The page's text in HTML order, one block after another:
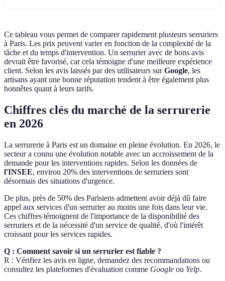
Ce tableau vous permet de comparer rapidement plusieurs serruriers
à Paris. Les prix peuvent varier en fonction de la complexité de la
tâche et du temps d'intervention. Un serrurier avec de bons avis
devrait être favorisé, car cela témoigne d'une meilleure expérience
client. Selon les avis laissés par des utilisateurs surGoogle, les
artisans ayant une bonne réputation tendent à être également plus
honnêtes quant à leurs tarifs.
Chiffres clés du marché de la serrurerie
en 2026
La serrurerie à Paris est un domaine en pleine évolution. En 2026, le
secteur a connu une évolution notable avec un accroissement de la
demande pour les interventions rapides. Selon les données de
l'INSEE, environ 20% des interventions de serruriers sont
désormais des situations d'urgence.
De plus, près de 50% des Parisiens admettent avoir déjà dû faire
appel aux services d'un serrurier au moins une fois dans leur vie.
Ces chiffres témoignent de l'importance de la disponibilité des
serruriers et de la nécessité d'un service de qualité, d'où l'intérêt
croissant pour les services rapides.
Q : Comment savoir si un serrurier est fiable ?
R : Vérifiez les avis en ligne, demandez des recommandations ou
consultez les plateformes d'évaluation comme Google ou Yelp.